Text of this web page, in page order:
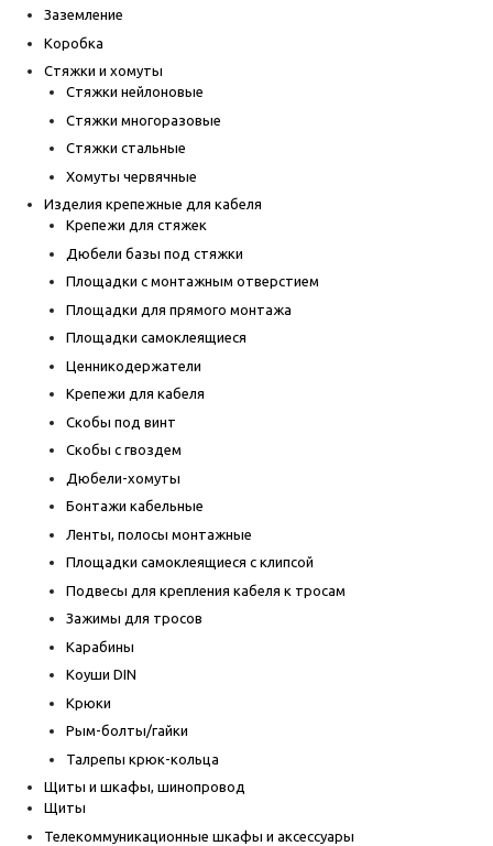
Заземление
Коробка
Стяжки и хомуты
Стяжки нейлоновые
Стяжки многоразовые
Стяжки стальные
Хомуты червячные
Изделия крепежные для кабеля
Крепежи для стяжек
Дюбели базы под стяжки
Площадки с монтажным отверстием
Площадки для прямого монтажа
Площадки самоклеящиеся
Ценникодержатели
Крепежи для кабеля
Скобы под винт
Скобы с гвоздем
Дюбели-хомуты
Бонтажи кабельные
Ленты, полосы монтажные
Площадки самоклеящиеся с клипсой
Подвесы для крепления кабеля к тросам
Зажимы для тросов
Карабины
Коуши DIN
Крюки
Рым-болты/гайки
Талрепы крюк-кольца
Щиты и шкафы, шинопровод
Щиты
Телекоммуникационные шкафы и аксессуары